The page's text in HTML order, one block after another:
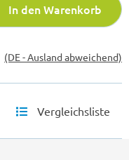
In den Warenkorb
(DE - Ausland abweichend)
Vergleichsliste